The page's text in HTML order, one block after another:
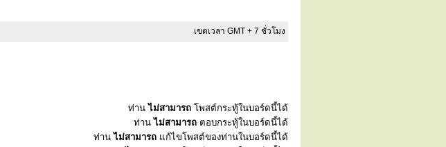
เขตเวลา GMT + 7 ชั่วโมง
ท่านไม่สามารถ โพสต์กระทู้ในบอร์ดนี้ได้
ท่านไม่สามารถ ตอบกระทู้ในบอร์ดนี้ได้
ท่านไม่สามารถ แก้ไขโพสต์ของท่านในบอร์ดนี้ได้